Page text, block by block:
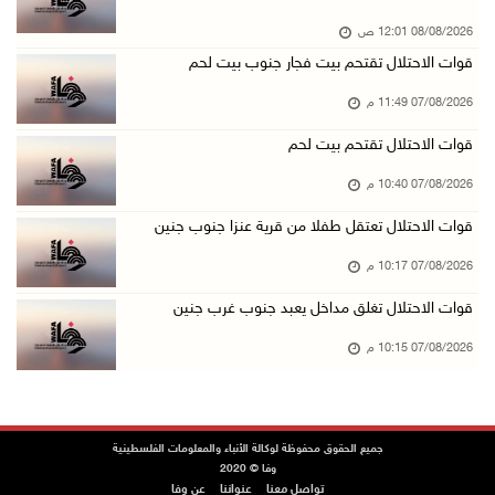
الرئاسة ترحب بإطلاق السعودية التحالف البحري ا ...
07/آب/2026 06:17 م
(محدث) نابلس: إصابة مواطن واعتقاله إثر هجوم ل ...
07/آب/2026 06:04 م
الرئاسة ترحب باتفاقية مكة للدفاع المشترك بين ...
بيروت: اللجنة الفنية للمجلس الوطني تناقش التر ...
07/آب/2026 03:31 م
08/08/2026 12:01 ص
قوات الاحتلال تقتحم بيت فجار جنوب بيت لحم
07/08/2026 11:49 م
قوات الاحتلال تقتحم بيت لحم
07/08/2026 10:40 م
قوات الاحتلال تعتقل طفلا من قرية عنزا جنوب جنين
07/08/2026 10:17 م
قوات الاحتلال تغلق مداخل يعبد جنوب غرب جنين
07/08/2026 10:15 م
جميع الحقوق محفوظة لوكالة الأنباء والمعلومات الفلسطينية
وفا © 2020
تواصل معنا عنواننا عن وفا